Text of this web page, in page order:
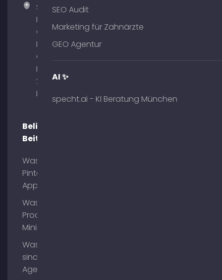
Specht
Marketing
GmbH –
Palais am
Obelisk
Briennerstr.
29 80333
München
Beliebte
Beiträge
Was ist
Pinterest
App?
Was ist
Process
Mining?
Was
sind AI
Agents?
SEO Audit
Marketing für Zahnärzte
GEO Agentur
AI ✨
specht.ai - KI Beratung München